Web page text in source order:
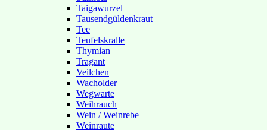
Taigawurzel
Tausendgüldenkraut
Tee
Teufelskralle
Thymian
Tragant
Veilchen
Wacholder
Wegwarte
Weihrauch
Wein / Weinrebe
Weinraute